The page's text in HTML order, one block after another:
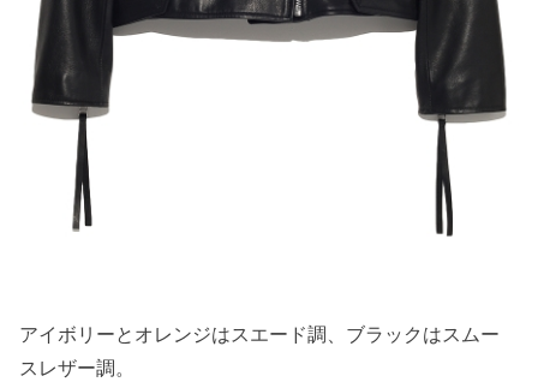
アイボリーとオレンジはスエード調、ブラックはスムー
スレザー調。